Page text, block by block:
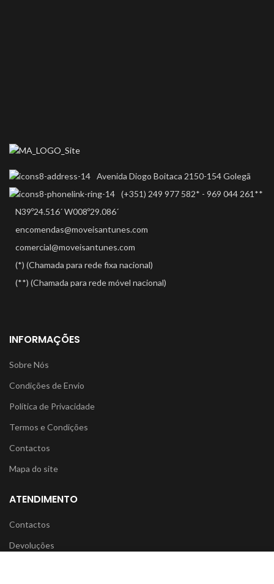
Avenida Diogo Boitaca 2150-154 Golegã
(+351) 249 977 582* - 969 044 261**
N39º24.516´ W008º29.086´
encomendas@moveisantunes.com
comercial@moveisantunes.com
(*) (Chamada para rede fixa nacional)
(**) (Chamada para rede móvel nacional)
INFORMAÇÕES
Sobre Nós
Condições de Envio
Política de Privacidade
Termos e Condições
Contactos
Mapa do site
ATENDIMENTO
Contactos
Devoluções